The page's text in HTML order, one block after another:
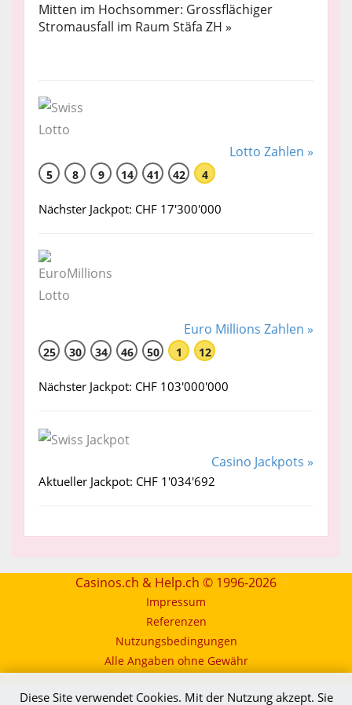
Mitten im Hochsommer: Grossflächiger
Stromausfall im Raum Stäfa ZH »
Lotto Zahlen »
5 8 9 14 41 42 4
Nächster Jackpot: CHF 17'300'000
Euro Millions Zahlen »
25 30 34 46 50 1 12
Nächster Jackpot: CHF 103'000'000
Casino Jackpots »
Aktueller Jackpot: CHF 1'034'692
Casinos.ch & Help.ch © 1996-2026
Impressum
Referenzen
Nutzungsbedingungen
Alle Angaben ohne Gewähr
Diese Site verwendet Cookies. Mit der Nutzung akzept. Sie